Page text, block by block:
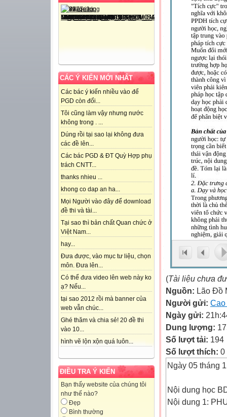
CÁC Ý KIẾN MỚI NHẤT
Các bác ý kiến nhiều vào để
PGD còn đổi...
Tôi cũng làm vậy nhưng nước
không trong . ...
Dúng rồi tại sao lại không đưa
các đề lên...
Các bác PGD & ĐT Quỳ Hợp phụ
trách CNTT...
thanks nhieu ...
khong co dap an ha...
Mọi Người vào đây để download
đề thi và tài...
Tại sao thì bản chất Quan chức ở
Việt Nam...
hay...
Đưa được, vào mục tư liệu, chọn
môn. Đưa lên...
Có thể đưa video lên web này ko
ạ? Nếu...
tại sao 2012 rồi mà banner của
web vẫn chúc...
Ghé thăm và chia sẻ! 20 đề thi
vào 10...
hình vẽ lộn xộn quá luôn...
ĐIỀU TRA Ý KIẾN
Bạn thấy website của chúng tôi
như thế nào?
Đẹp
Bình thường
(Tài liệu chưa
Nguồn: Lão Đồ
Người gửi: Cao
Ngày gửi:
Dung lượng:
Số lượt tải: 194
Số lượt thích: 0
Ngày 05 tháng
Nội dung học
Nội dung 1: